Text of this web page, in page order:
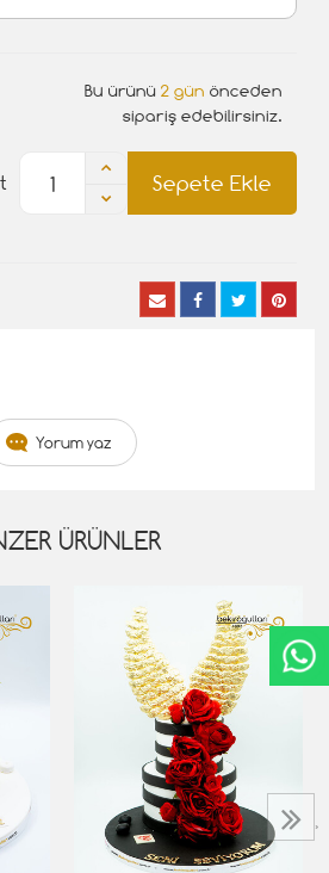
Bu ürünü 2 gün önceden
sipariş edebilirsiniz.
Sepete Ekle
Yorum yaz
ÜRÜNLER
›